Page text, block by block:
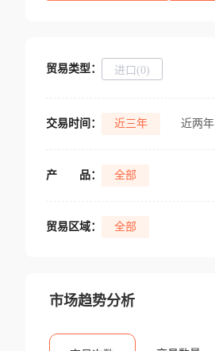
贸易类型： 进口(0)
交易时间： 近三年 近两年
产 品： 全部
贸易区域： 全部
市场趋势分析